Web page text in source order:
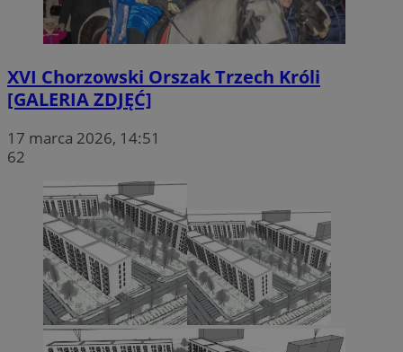
XVI Chorzowski Orszak Trzech Króli
[GALERIA ZDJĘĆ]
17 marca 2026, 14:51
62